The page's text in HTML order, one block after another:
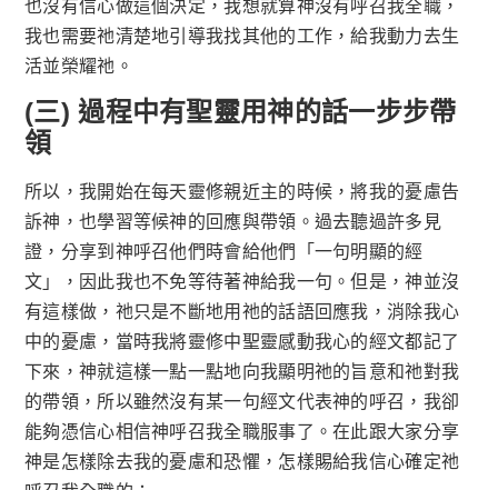
也沒有信心做這個決定，我想就算神沒有呼召我全職，
我也需要祂清楚地引導我找其他的工作，給我動力去生
活並榮耀祂。
(三) 過程中有聖靈用神的話一步步帶
領
所以，我開始在每天靈修親近主的時候，將我的憂慮告
訴神，也學習等候神的回應與帶領。過去聽過許多見
證，分享到神呼召他們時會給他們「一句明顯的經
文」，因此我也不免等待著神給我一句。但是，神並沒
有這樣做，祂只是不斷地用祂的話語回應我，消除我心
中的憂慮，當時我將靈修中聖靈感動我心的經文都記了
下來，神就這樣一點一點地向我顯明祂的旨意和祂對我
的帶領，所以雖然沒有某一句經文代表神的呼召，我卻
能夠憑信心相信神呼召我全職服事了。在此跟大家分享
神是怎樣除去我的憂慮和恐懼，怎樣賜給我信心確定祂